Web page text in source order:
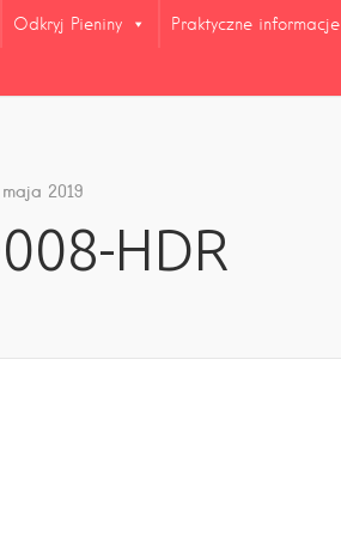
Odkryj Pieniny Praktyczne informacje
2019
HDR